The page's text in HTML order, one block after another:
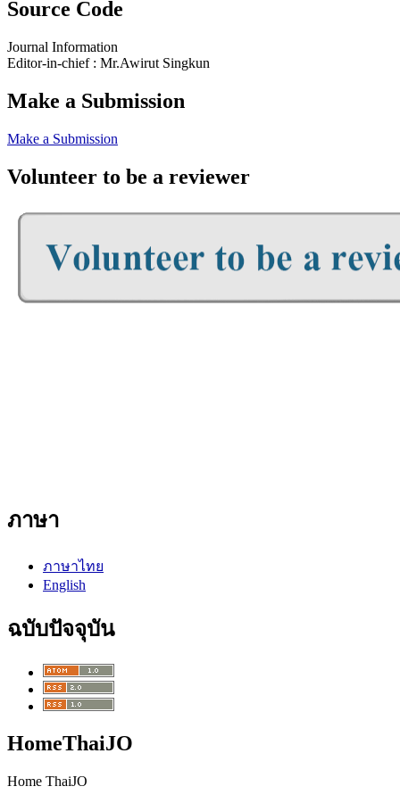
Source Code
Journal Information
Editor-in-chief : Mr.Awirut Singkun
Make a Submission
Make a Submission
Volunteer to be a reviewer
ภาษา
ภาษาไทย
English
ฉบับปัจจุบัน
HomeThaiJO
Home ThaiJO